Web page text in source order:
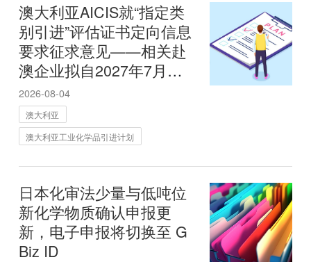
澳大利亚AICIS就“指定类
别引进”评估证书定向信息
要求征求意见——相关赴
澳企业拟自2027年7月起
须在申请阶段提交危害与
暴露数据
2026-08-04
澳大利亚
澳大利亚工业化学品引进计划
日本化审法少量与低吨位
新化学物质确认申报更
新，电子申报将切换至 G
Biz ID